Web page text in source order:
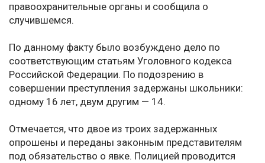
правоохранительные органы и сообщила о
случившемся.
По данному факту было возбуждено дело по
соответствующим статьям Уголовного кодекса
Российской Федерации. По подозрению в
совершении преступления задержаны школьники:
одному 16 лет, двум другим — 14.
Отмечается, что двое из троих задержанных
опрошены и переданы законным представителям
под обязательство о явке. Полицией проводится